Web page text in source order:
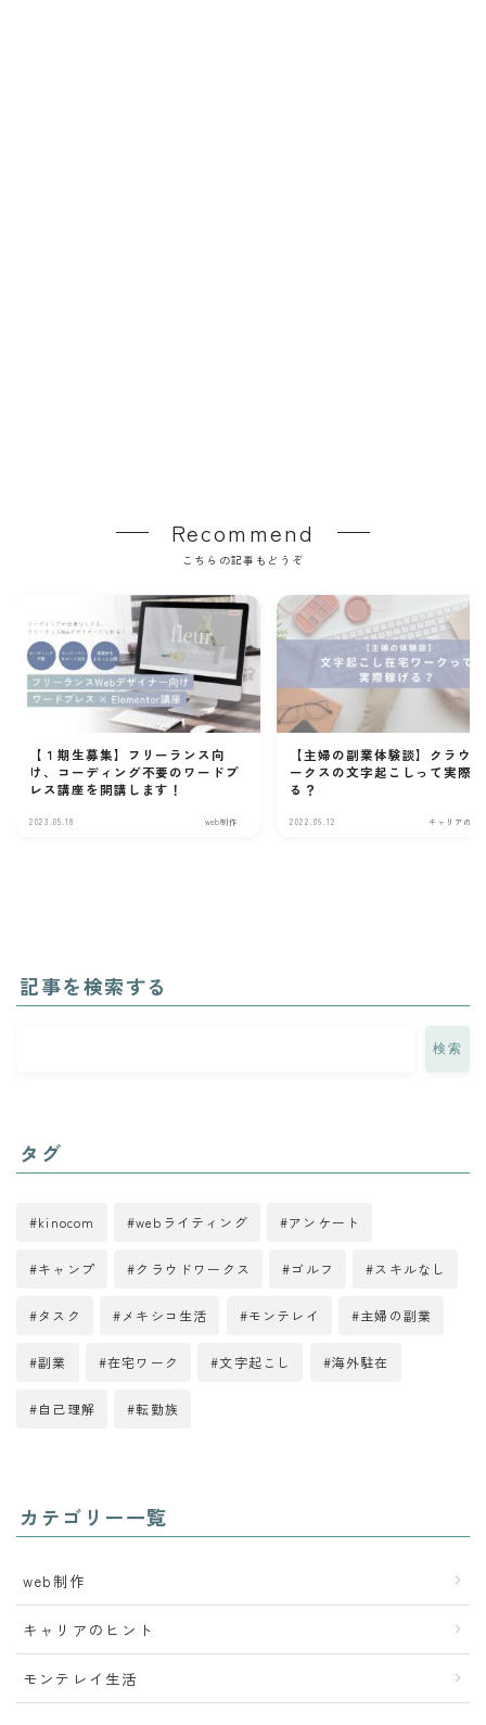
Recommend
こちらの記事もどうぞ
【１期生募集】フリーランス向
け、コーディング不要のワードプ
レス講座を開講します！
2023.05.18 web制作
【主婦の副業体験談】クラウ
ークスの文字起こしって実際
る？
2022.06.12 キャリアのヒ
記事を検索する
検索
タグ
kinocom webライティング アンケート
キャンプ クラウドワークス ゴルフ スキルなし
タスク メキシコ生活 モンテレイ 主婦の副業
副業 在宅ワーク 文字起こし 海外駐在
自己理解 転勤族
カテゴリー一覧
web制作
キャリアのヒント
モンテレイ生活